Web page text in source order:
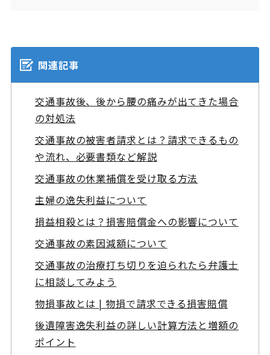
関連記事
交通事故後、後から腰の痛みが出てきた場合
の対処法
交通事故の被害者請求とは？請求できるもの
や流れ、必要書類など解説
交通事故の休業補償を受け取る方法
主婦の逸失利益について
損益相殺とは？損害賠償金への影響について
交通事故の素因減額について
交通事故の治療打ち切りを迫られたら弁護士
に相談してみよう
物損事故とは | 物損で請求できる損害賠償
後遺障害逸失利益の詳しい計算方法と増額の
ポイント